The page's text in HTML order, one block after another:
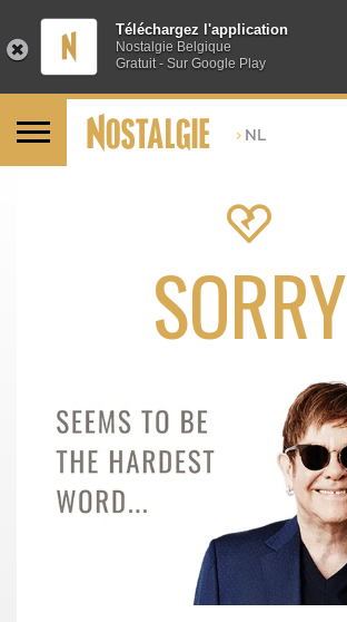
Téléchargez l'application
Nostalgie Belgique
Gratuit - Sur Google Play
> NL
SORRY